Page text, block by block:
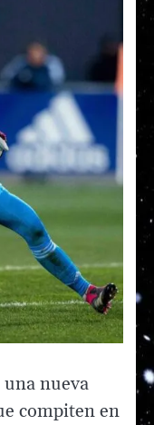
nueva
compiten en